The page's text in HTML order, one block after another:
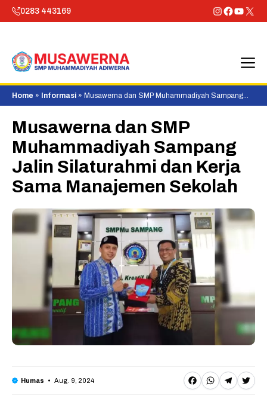
Skip
to
0283 443169 Instagram
X
Home » Informasi » Musawerna dan SMP Muhammadiyah Sampang
Jalin Silaturahmi dan Kerja Sama Manajemen Sekolah
Musawerna dan SMP
Muhammadiyah Sampang
Jalin Silaturahmi dan Kerja
Sama Manajemen Sekolah
Humas Aug. 9, 2024
F WT T